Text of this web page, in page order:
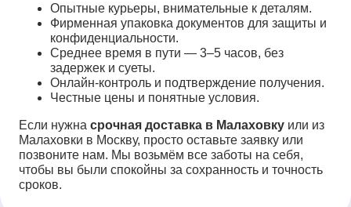
Опытные курьеры, внимательные к деталям.
Фирменная упаковка документов для защиты и
конфиденциальности.
Среднее время в пути — 3–5 часов, без
задержек и суеты.
Онлайн-контроль и подтверждение получения.
Честные цены и понятные условия.
Если нужна срочная доставка в Малаховку или из
Малаховки в Москву, просто оставьте заявку или
позвоните нам. Мы возьмём все заботы на себя,
чтобы вы были спокойны за сохранность и точность
сроков.